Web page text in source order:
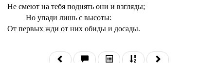
Не смеют на тебя поднять они и взгляды;
Но упади лишь с высоты:
От первых жди от них обиды и досады.